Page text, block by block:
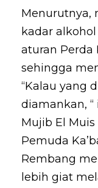
Menurutnya,
kadar
aturan Perda
sehingga
“Kalau yang
diamankan,
Mujib El
Pemuda
Rembang
lebih giat